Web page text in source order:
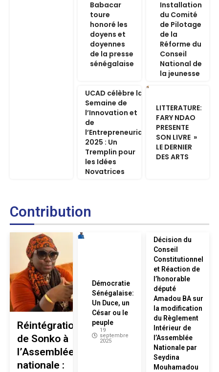
Babacar
toure
honoré les
doyens et
doyennes
de la presse
sénégalaise
Installation
du Comité
de Pilotage
de la
Réforme du
Conseil
National de
la jeunesse
UCAD célèbre la
Semaine de
l’Innovation et
de
l’Entrepreneuriat
2025 : Un
Tremplin pour
les Idées
Novatrices
LITTERATURE:
FARY NDAO
PRESENTE
SON LIVRE »
LE DERNIER
DES ARTS
Contribution
Réintégration
de Sonko à
l’Assemblée
nationale :
Démocratie
Sénégalaise:
Un Duce, un
César ou le
peuple
19
septembre
2025
Décision du
Conseil
Constitutionnel
et Réaction de
l’honorable
député
Amadou BA sur
la modification
du Règlement
Intérieur de
l’Assemblée
Nationale par
Seydina
Mouhamadou